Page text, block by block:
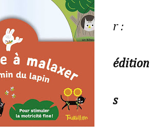
r :
édition
s